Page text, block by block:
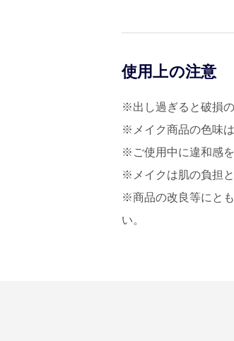
使用上の注意
※出し過ぎると破損
※メイク商品の色味
※ご使用中に違和感
※メイクは肌の負担
※商品の改良等にと
い。